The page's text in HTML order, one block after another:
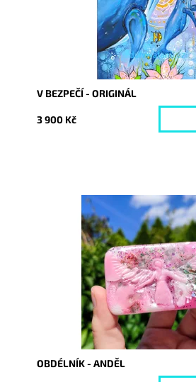
V BEZPEČÍ - ORIGINÁL
3 900 Kč
Dostupnost:
Vyprodáno
6717
OBDÉLNÍK - ANDĚL